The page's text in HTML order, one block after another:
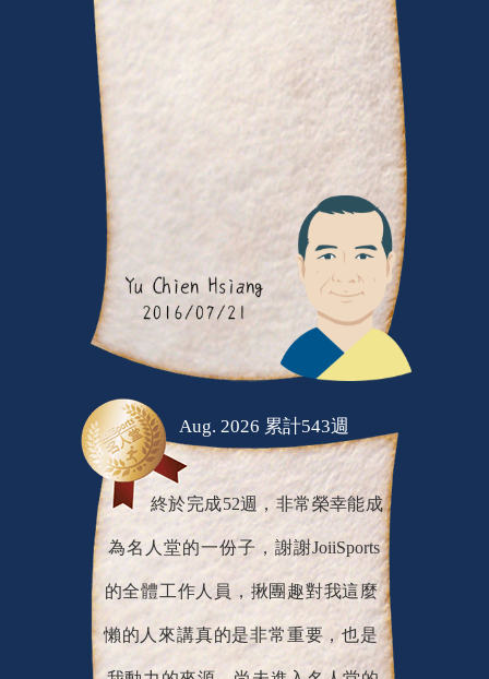
Aug. 2026 累計543週
終於完成52週，非常榮幸能成
為名人堂的一份子，謝謝JoiiSports
的全體工作人員，揪團趣對我這麼
懶的人來講真的是非常重要，也是